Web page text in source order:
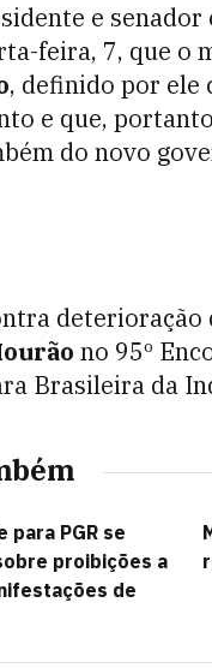
e senador
feira, 7, que o
, definido por ele
e que,
do novo
deterioração
no 95º
Brasileira da
para PGR se
proibições a
de